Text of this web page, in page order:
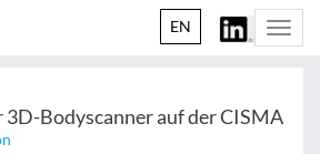
EN
3D-Bodyscanner auf der CISMA